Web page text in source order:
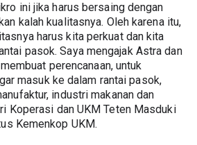
ini jika harus bersaing dengan
kalah kualitasnya. Oleh karena itu,
harus kita perkuat dan kita
pasok. Saya mengajak Astra dan
perencanaan, untuk
masuk ke dalam rantai pasok,
industri makanan dan
Koperasi dan UKM Teten Masduki
Kemenkop UKM.